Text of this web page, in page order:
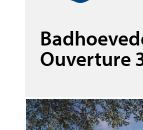
Ouverture